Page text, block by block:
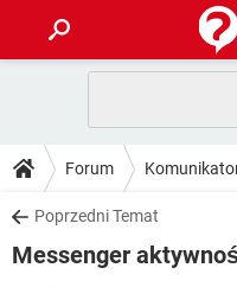
GRY
SPOTIFY
INSTAGRAM
PORADY
PlayStation
DO POBRANIA
ANDROID
Forum
Poprzedni Temat
Messenger